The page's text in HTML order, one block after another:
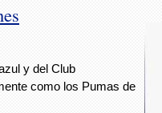
y del Club
como los Pumas de